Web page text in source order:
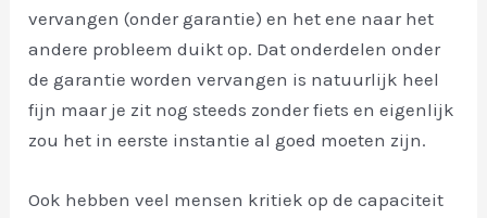
vervangen (onder garantie) en het ene naar het
andere probleem duikt op. Dat onderdelen onder
de garantie worden vervangen is natuurlijk heel
fijn maar je zit nog steeds zonder fiets en eigenlijk
zou het in eerste instantie al goed moeten zijn.
Ook hebben veel mensen kritiek op de capaciteit